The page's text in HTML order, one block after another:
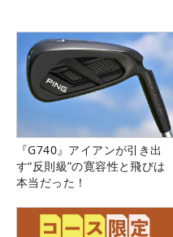
『G740』アイアンが引き出
す“反則級”の寛容性と飛びは
本当だった！